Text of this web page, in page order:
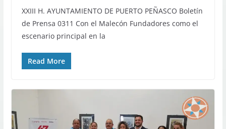
XXIII H. AYUNTAMIENTO DE PUERTO PEÑASCO Boletín
de Prensa 0311 Con el Malecón Fundadores como el
escenario principal en la
Read More